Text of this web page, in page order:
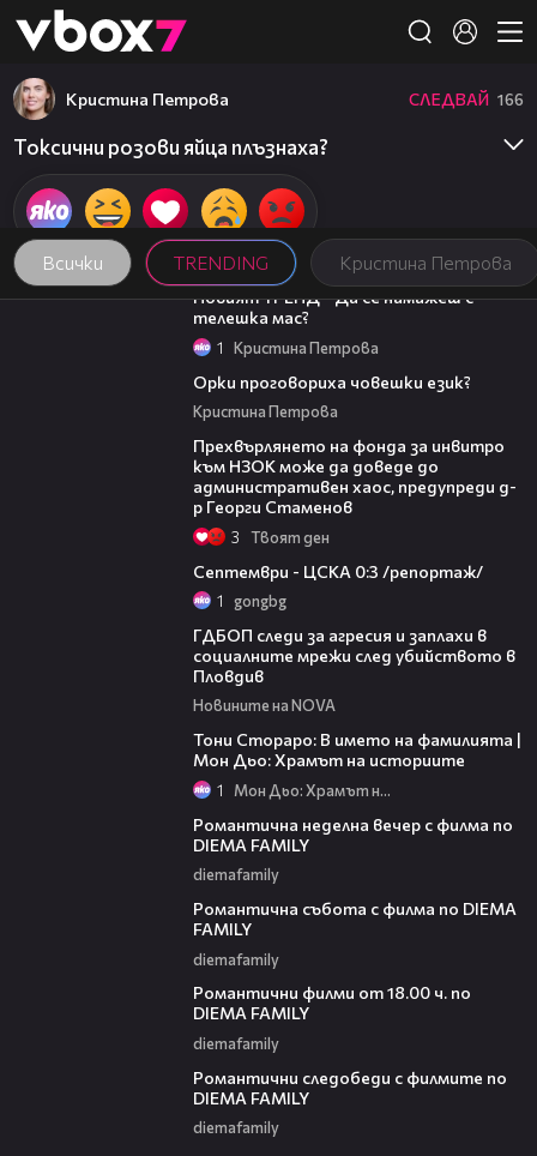
👾
Всички TRENDING Кристина Петрова
Кристина Петрова СЛЕДВАЙ 166
Токсични розови яйца плъзнаха?
00:27
Новият ТРЕНД - Да се намажеш с
телешка мас?
1 Кристина Петрова
Орки проговориха човешки език?
Кристина Петрова
Прехвърлянето на фонда за инвитро
към НЗОК може да доведе до
административен хаос, предупреди д-
р Георги Стаменов
3 Твоят ден
Септември - ЦСКА 0:3 /репортаж/
1 gongbg
ГДБОП следи за агресия и заплахи в
социалните мрежи след убийството в
Пловдив
Новините на NOVA
Тони Стораро: В името на фамилията |
Мон Дьо: Храмът на историите
1 Мон Дьо: Храмът на историите
Романтична неделна вечер с филма по
DIEMA FAMILY
diemafamily
Романтична събота с филма по DIEMA
FAMILY
diemafamily
Романтични филми от 18.00 ч. по
DIEMA FAMILY
diemafamily
Романтични следобеди с филмите по
DIEMA FAMILY
diemafamily